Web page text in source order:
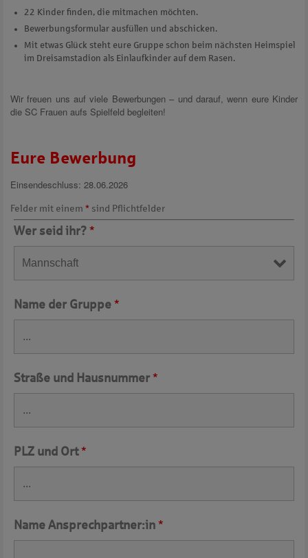
22 Kinder finden, die mitmachen möchten.
Bewerbungsformular ausfüllen und abschicken.
Mit etwas Glück steht eure Gruppe schon beim nächsten Heimspiel
im Dreisamstadion als Einlaufkinder auf dem Rasen.
Wir freuen uns auf viele Bewerbungen – und darauf, wenn eure Kinder
die SC Frauen aufs Spielfeld begleiten!
Eure Bewerbung
Einsendeschluss: 28.06.2026
Felder mit einem * sind Pflichtfelder
Wer seid ihr? *
Name der Gruppe *
Straße und Hausnummer *
PLZ und Ort*
Name Ansprechpartner:in *